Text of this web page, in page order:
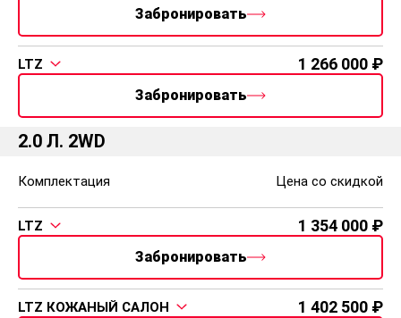
Забронировать
LTZ 1 266 000
Забронировать
2.0 Л. 2WD
Комплектация Цена со скидкой
LTZ 1 354 000
Забронировать
LTZ КОЖАНЫЙ САЛОН 1 402 500